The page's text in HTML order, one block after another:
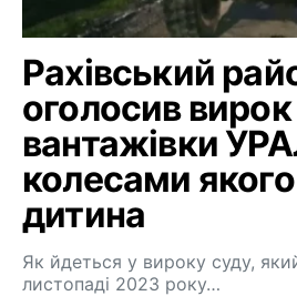
Рахівський
оголосив
вантажівки
колесами
дитина
Як йдеться у вироку суду,
листопаді 2023 року…